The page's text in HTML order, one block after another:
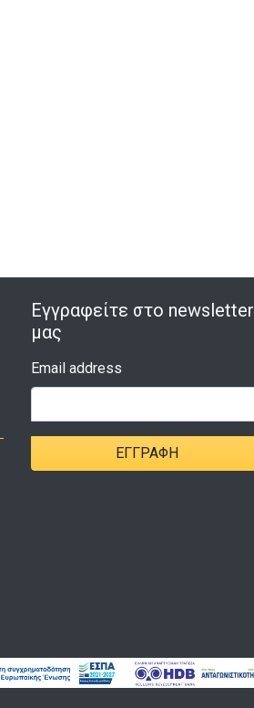
Εγγραφείτε στο newsletter
μας
Email address
ΕΓΓΡΑΦΉ